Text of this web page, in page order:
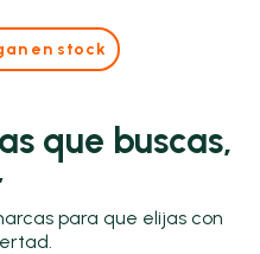
en stock
que buscas,
para que elijas con